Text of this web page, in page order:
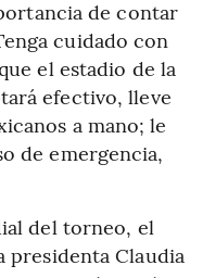
de contar
cuidado con
el estadio de la
efectivo, lleve
a mano; le
de emergencia,
del torneo, el
presidenta Claudia